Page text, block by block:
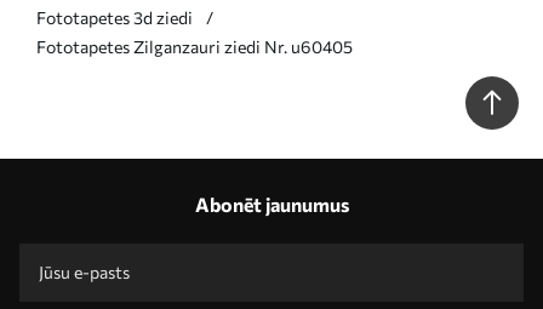
Fototapetes 3d ziedi
Fototapetes Zilganzauri ziedi Nr. u60405
Abonēt jaunumus